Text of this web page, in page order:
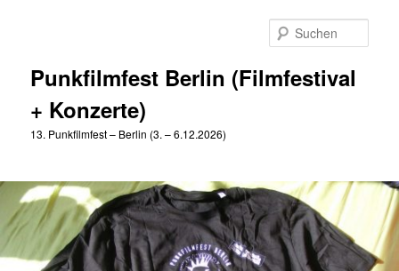
Punkfilmfest Berlin (Filmfestival
+ Konzerte)
13. Punkfilmfest – Berlin (3. – 6.12.2026)